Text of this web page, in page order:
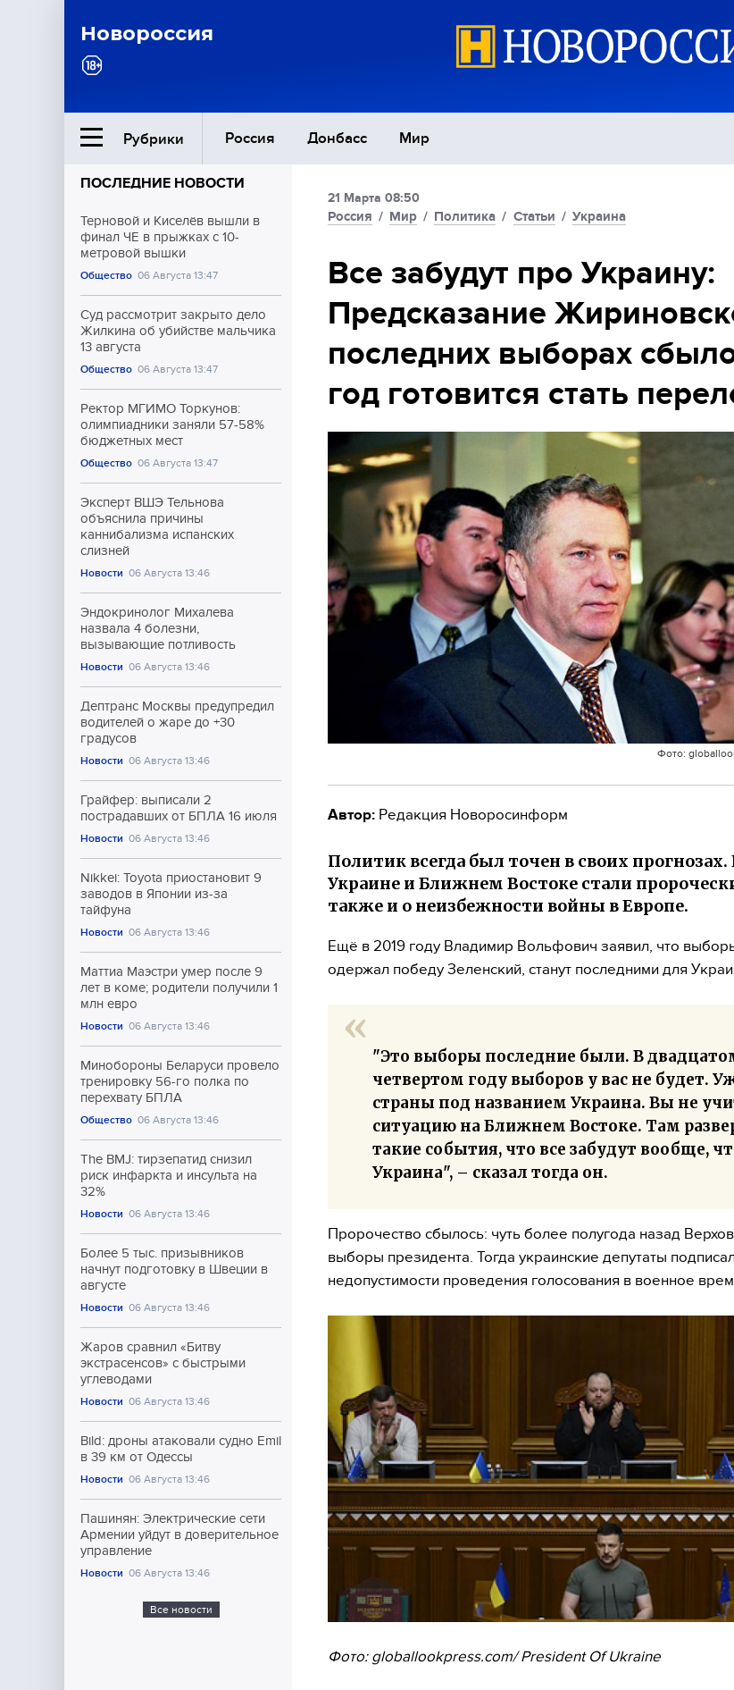
Новороссия
Рубрики Россия Донбасс Мир
Ближний Восток Политика
Общество
Экономика
Культура
Спорт
ПОСЛЕДНИЕ НОВОСТИ
Терновой и Киселёв вышли в
финал ЧЕ в прыжках с 10-
метровой вышки
Общество 06 Августа 13:47
Суд рассмотрит закрыто дело
Жилкина об убийстве мальчика
13 августа
Общество 06 Августа 13:47
Ректор МГИМО Торкунов:
олимпиадники заняли 57-58%
бюджетных мест
Общество 06 Августа 13:47
Эксперт ВШЭ Тельнова
объяснила причины
каннибализма испанских
слизней
Новости 06 Августа 13:46
Эндокринолог Михалева
назвала 4 болезни,
вызывающие потливость
Новости 06 Августа 13:46
Дептранс Москвы предупредил
водителей о жаре до +30
градусов
Новости 06 Августа 13:46
Грайфер: выписали 2
пострадавших от БПЛА 16 июля
Новости 06 Августа 13:46
Nikkei: Toyota приостановит 9
заводов в Японии из-за
тайфуна
Новости 06 Августа 13:46
Маттиа Маэстри умер после 9
лет в коме; родители получили 1
млн евро
Новости 06 Августа 13:46
Минобороны Беларуси провело
тренировку 56-го полка по
перехвату БПЛА
Общество 06 Августа 13:46
The BMJ: тирзепатид снизил
риск инфаркта и инсульта на
32%
Новости 06 Августа 13:46
Более 5 тыс. призывников
начнут подготовку в Швеции в
августе
Новости 06 Августа 13:46
Жаров сравнил «Битву
экстрасенсов» с быстрыми
углеводами
Новости 06 Августа 13:46
Bild: дроны атаковали судно Emil
в 39 км от Одессы
Новости 06 Августа 13:46
Пашинян: Электрические сети
Армении уйдут в доверительное
управление
Новости 06 Августа 13:46
Все новости
21 Марта 08:50
Россия / Мир / Политика / Статьи / Украина
Все забудут про Украину:
Предсказание
последних выборах
год готовится стать
Фото:
Автор: Редакция Новоросинформ
Политик всегда был точен в своих прогнозах.
Украине и Ближнем Востоке стали
также и о неизбежности войны в Европе.
Ещё в 2019 году Владимир Вольфович заявил, что
одержал победу Зеленский, станут последними для
"Это выборы последние были. В
четвертом году выборов у вас не будет.
страны под названием Украина. Вы не
ситуацию на Ближнем Востоке. Там
такие события, что все забудут вообще,
Украина", – сказал тогда он.
Пророчество сбылось: чуть более полугода назад
выборы президента. Тогда украинские депутаты
недопустимости проведения голосования в военное
Фото: globallookpress.com/ President Of Ukraine